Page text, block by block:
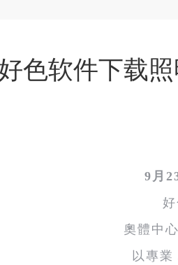
好色软件下
9月
好
奧體中
以專業